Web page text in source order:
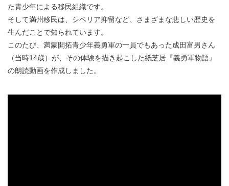
た青少年による移民組織です。
そして満州移民は、シベリア抑留など、さまざまな悲しい歴史を
生んだことで知られています。
このたび、満蒙開拓青少年義勇軍の一員でもあった成田富男さん
（当時14歳）が、その体験を描き起こした紙芝居『義勇軍物語』
の朗読動画を作成しました。